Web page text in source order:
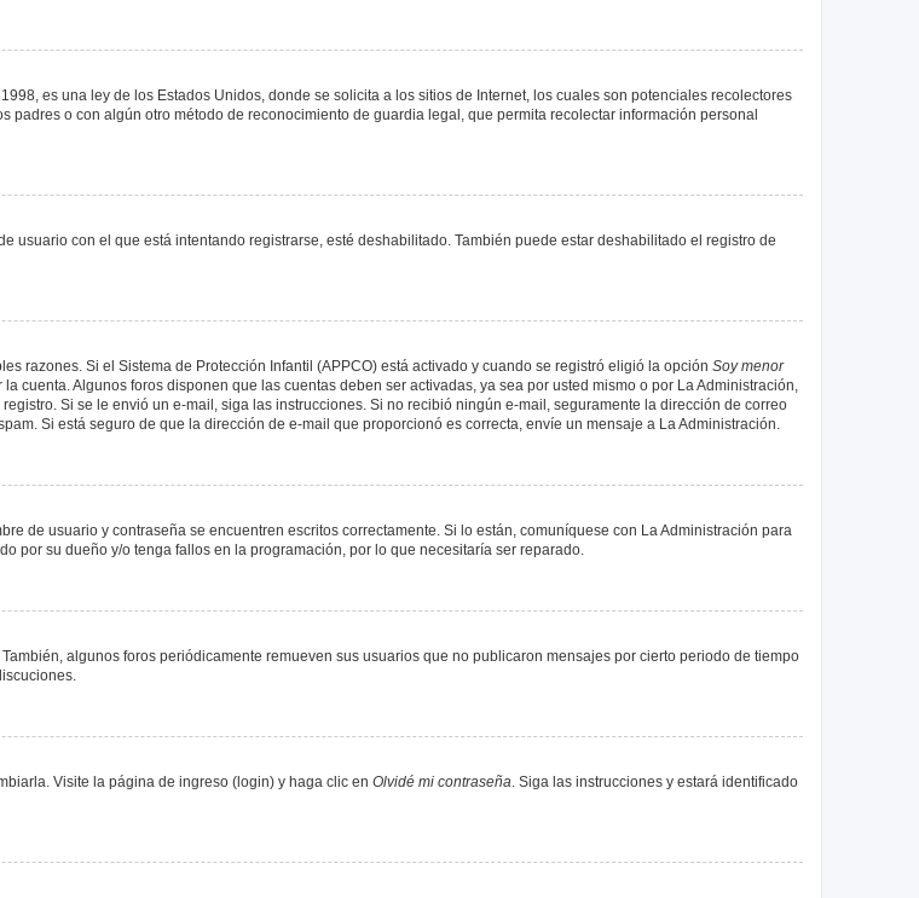
es una ley de los Estados Unidos, donde se solicita a los sitios de Internet, los cuales son potenciales recolectores
o con algún otro método de reconocimiento de guardia legal, que permita recolectar información personal
usuario con el que está intentando registrarse, esté deshabilitado. También puede estar deshabilitado el registro de
razones. Si el Sistema de Protección Infantil (APPCO) está activado y cuando se registró eligió la opción Soy menor
cuenta. Algunos foros disponen que las cuentas deben ser activadas, ya sea por usted mismo o por La Administración,
Si se le envió un e-mail, siga las instrucciones. Si no recibió ningún e-mail, seguramente la dirección de correo
Si está seguro de que la dirección de e-mail que proporcionó es correcta, envíe un mensaje a La Administración.
de usuario y contraseña se encuentren escritos correctamente. Si lo están, comuníquese con La Administración para
por su dueño y/o tenga fallos en la programación, por lo que necesitaría ser reparado.
algunos foros periódicamente remueven sus usuarios que no publicaron mensajes por cierto periodo de tiempo
Visite la página de ingreso (login) y haga clic en Olvidé mi contraseña. Siga las instrucciones y estará identificado